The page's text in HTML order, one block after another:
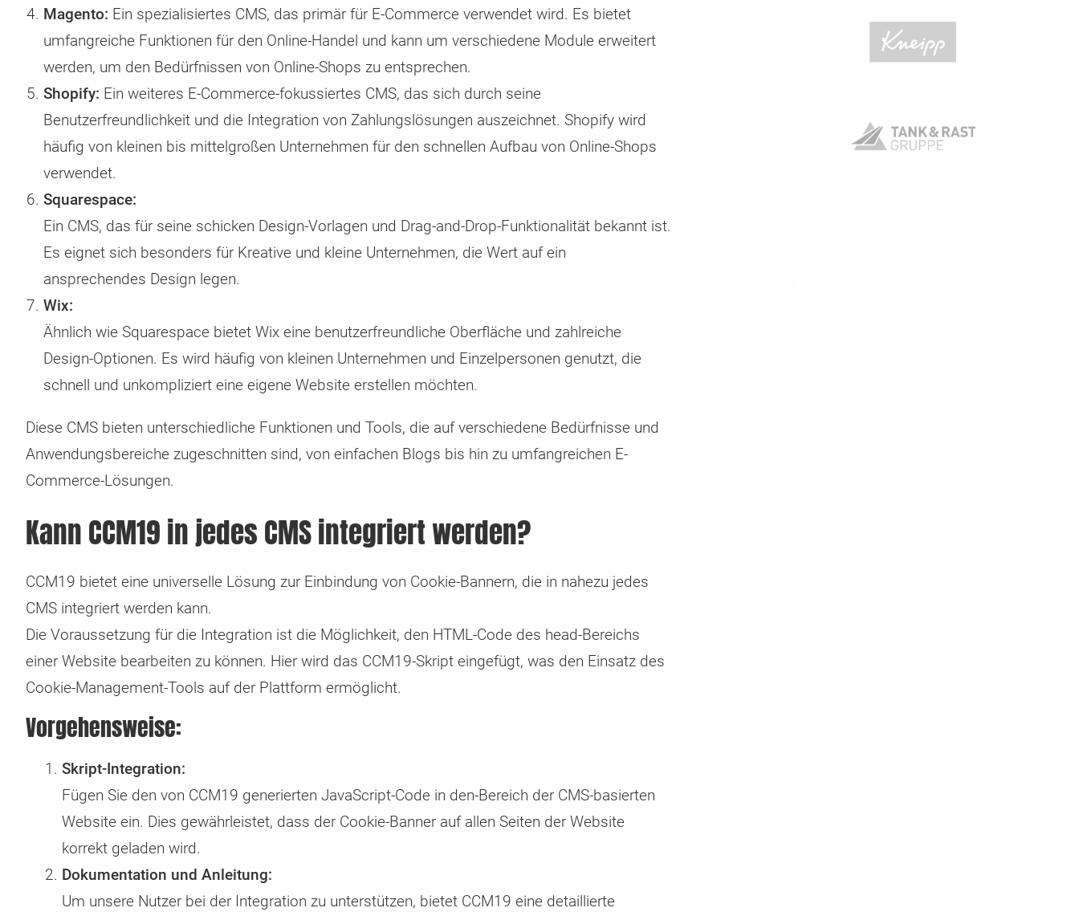
Magento: Ein spezialisiertes CMS, das primär für E-Commerce verwendet wird. Es bietet
umfangreiche Funktionen für den Online-Handel und kann um verschiedene Module erweitert
werden, um den Bedürfnissen von Online-Shops zu entsprechen.
Shopify: Ein weiteres E-Commerce-fokussiertes CMS, das sich durch seine
Benutzerfreundlichkeit und die Integration von Zahlungslösungen auszeichnet. Shopify wird
häufig von kleinen bis mittelgroßen Unternehmen für den schnellen Aufbau von Online-Shops
verwendet.
Squarespace:
Ein CMS, das für seine schicken Design-Vorlagen und Drag-and-Drop-Funktionalität bekannt ist.
Es eignet sich besonders für Kreative und kleine Unternehmen, die Wert auf ein
ansprechendes Design legen.
Wix:
Ähnlich wie Squarespace bietet Wix eine benutzerfreundliche Oberfläche und zahlreiche
Design-Optionen. Es wird häufig von kleinen Unternehmen und Einzelpersonen genutzt, die
schnell und unkompliziert eine eigene Website erstellen möchten.
Diese CMS bieten unterschiedliche Funktionen und Tools, die auf verschiedene Bedürfnisse und
Anwendungsbereiche zugeschnitten sind, von einfachen Blogs bis hin zu umfangreichen E-
Commerce-Lösungen.
Kann CCM19 in jedes CMS integriert werden?
CCM19 bietet eine universelle Lösung zur Einbindung von Cookie-Bannern, die in nahezu jedes
CMS integriert werden kann.
Die Voraussetzung für die Integration ist die Möglichkeit, den HTML-Code des head-Bereichs
einer Website bearbeiten zu können. Hier wird das CCM19-Skript eingefügt, was den Einsatz des
Cookie-Management-Tools auf der Plattform ermöglicht.
Vorgehensweise:
Skript-Integration:
Fügen Sie den von CCM19 generierten JavaScript-Code in den-Bereich der CMS-basierten
Website ein. Dies gewährleistet, dass der Cookie-Banner auf allen Seiten der Website
korrekt geladen wird.
Dokumentation und Anleitung:
Um unsere Nutzer bei der Integration zu unterstützen, bietet CCM19 eine detaillierte